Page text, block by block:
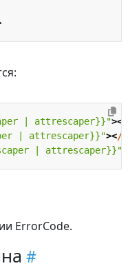
| attrescaper}}"><
| attrescaper}}"></
| attrescaper}}"
ErrorCode.